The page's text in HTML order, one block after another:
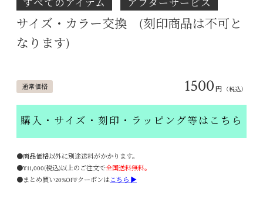
すべてのアイテム アフターサービス
サイズ・カラー交換 (刻印商品は不可と
なります)
通常価格 1500 円 （税込）
購入・サイズ・刻印・ラッピング等はこちら
●商品価格以外に別途送料がかかります。
●¥11,000(税込)以上のご注文で全国送料無料。
●まとめ買い20%OFFクーポンはこちら ▶